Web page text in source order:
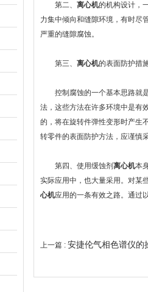
第二、 离心机的机构设计，
力集中倾向和缝隙环境，有时尽
严重的缝隙腐蚀。
第三、 离心机的表面防护措
控制腐蚀的一个基本思路就是
法，这些方法在许多环境中是有
的，将在旋转件弹性变形时产生
转零件的表面防护方法，应谨慎
第四、使用缓蚀剂 离心机本
实际应用中，也大量采用。对某
心机应用的一条有效之路。通过
上一篇 : 安捷伦气相色谱仪的